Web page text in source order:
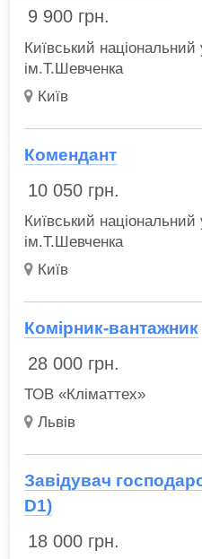
9 900 грн.
Київський національний
ім.Т.Шевченка
Київ
Комендант
10 050 грн.
Київський національний
ім.Т.Шевченка
Київ
Комірник-вантажник
28 000 грн.
ТОВ «Кліматтех»
Львів
Завідувач
D1)
18 000 грн.